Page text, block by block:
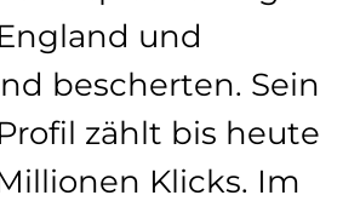
und
bescherten. Sein
zählt bis heute
Klicks. Im